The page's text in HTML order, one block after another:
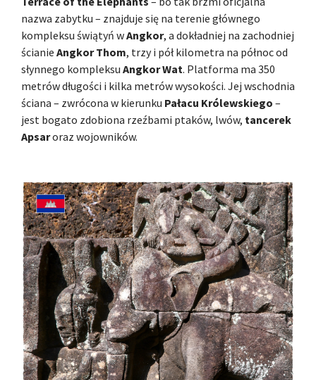
nazwa zabytku – znajduje się na terenie głównego
kompleksu świątyń wAngkor, a dokładniej na zachodniej
ścianie Angkor Thom, trzy i pół kilometra na północ od
słynnego kompleksu Angkor Wat. Platforma ma 350
metrów długości i kilka metrów wysokości. Jej wschodnia
ściana – zwrócona w kierunku Pałacu Królewskiego –
jest bogato zdobiona rzeźbami ptaków, lwów, tancerek
Apsaroraz wojowników.